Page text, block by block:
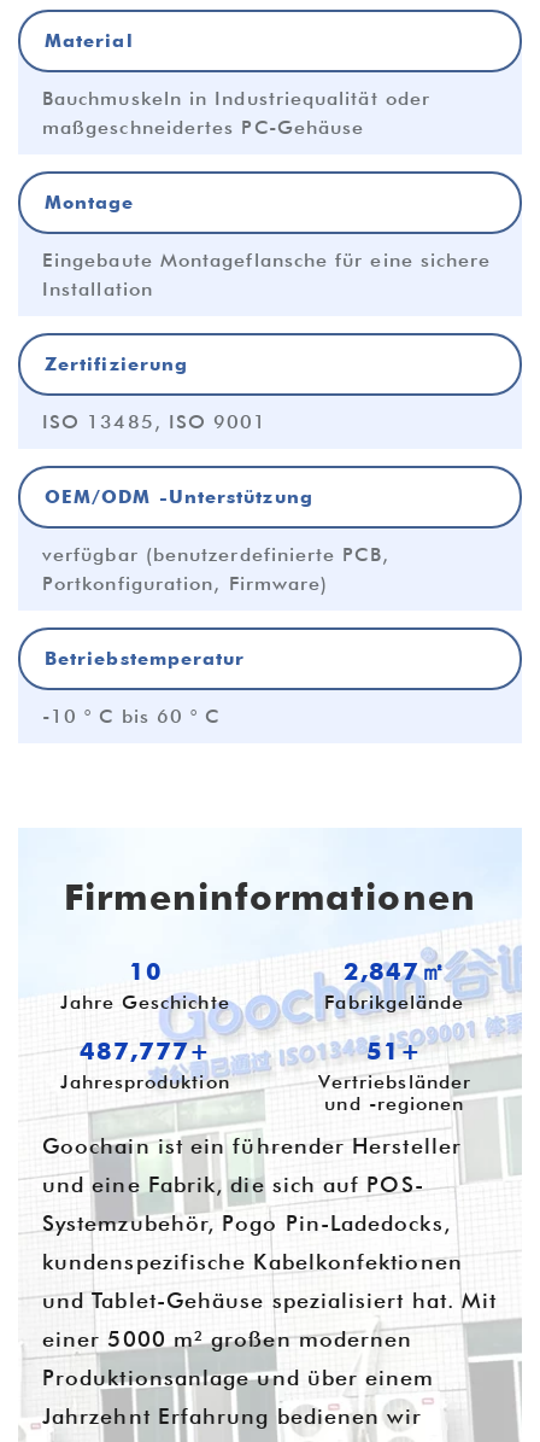
Material
Bauchmuskeln in Industriequalität oder
maßgeschneidertes PC-Gehäuse
Montage
Eingebaute Montageflansche für eine sichere
Installation
Zertifizierung
ISO 13485, ISO 9001
OEM/ODM -Unterstützung
verfügbar (benutzerdefinierte PCB,
Portkonfiguration, Firmware)
Betriebstemperatur
-10 ° C bis 60 ° C
Firmeninformationen
10
Jahre Geschichte
3,687㎡
Fabrikgelände
631,712+
Jahresproduktion
54+
Vertriebsländer
und -regionen
Goochain ist ein führender Hersteller
und eine Fabrik, die sich auf POS-
Systemzubehör, Pogo Pin-Ladedocks,
kundenspezifische Kabelkonfektionen
und Tablet-Gehäuse spezialisiert hat. Mit
einer 5000 m² großen modernen
Produktionsanlage und über einem
Jahrzehnt Erfahrung bedienen wir